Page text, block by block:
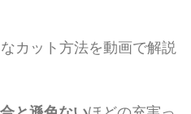
カット方法を動画で解説